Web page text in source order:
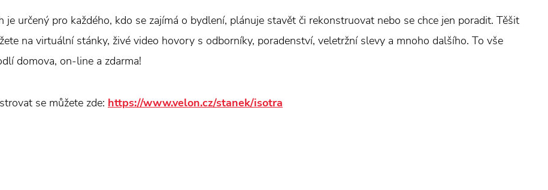
je určený pro každého, kdo se zajímá o bydlení, plánuje stavět či rekonstruovat nebo se chce jen poradit. Těšit
na virtuální stánky, živé video hovory s odborníky, poradenství, veletržní slevy a mnoho dalšího. To vše
domova, on-line a zdarma!
se můžete zde: https://www.velon.cz/stanek/isotra